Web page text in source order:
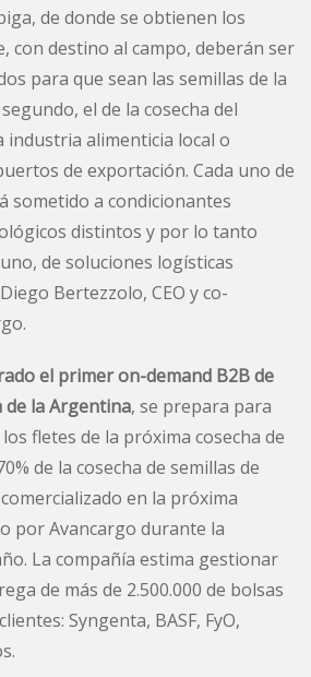
de donde se obtienen los
con destino al campo, deberán ser
para que sean las semillas de la
el de la cosecha del
industria alimenticia local o
de exportación. Cada uno de
sometido a condicionantes
distintos y por lo tanto
de soluciones logísticas
Bertezzolo, CEO y co-
el primer on-demand B2B de
la Argentina, se prepara para
fletes de la próxima cosecha de
de la cosecha de semillas de
en la próxima
por Avancargo durante la
La compañía estima gestionar
de más de 2.500.000 de bolsas
Syngenta, BASF, FyO,